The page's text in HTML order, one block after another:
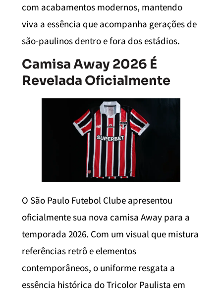
com acabamentos modernos, mantendo
viva a essência que acompanha gerações de
são-paulinos dentro e fora dos estádios.
Camisa Away 2026 É
Revelada Oficialmente
O São Paulo Futebol Clube apresentou
oficialmente sua nova camisa Away para a
temporada 2026. Com um visual que mistura
referências retrô e elementos
contemporâneos, o uniforme resgata a
essência histórica do Tricolor Paulista em